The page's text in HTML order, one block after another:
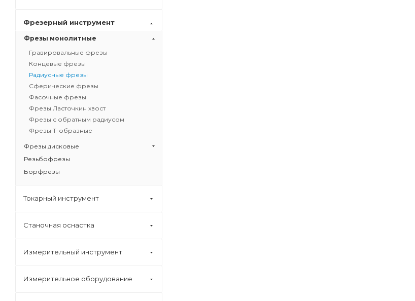
Фрезерный инструмент
Фрезы монолитные
Гравировальные фрезы
Концевые фрезы
Радиусные фрезы
Сферические фрезы
Фасочные фрезы
Фрезы Ласточкин хвост
Фрезы с обратным радиусом
Фрезы Т-образные
Фрезы дисковые
Резьбофрезы
Борфрезы
Токарный инструмент
Станочная оснастка
Измерительный инструмент
Измерительное оборудование